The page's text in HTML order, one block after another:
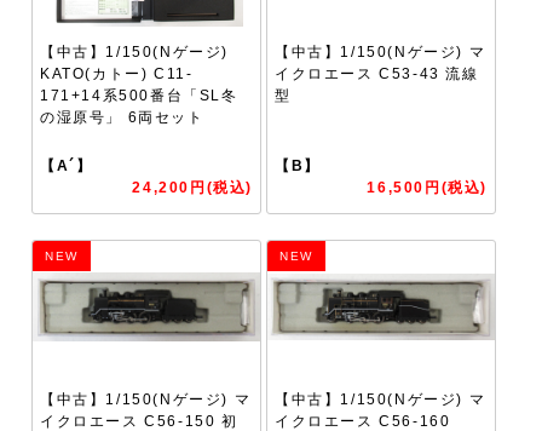
【中古】1/150(Nゲージ)
KATO(カトー) C11-
171+14系500番台「SL冬
の湿原号」 6両セット
【A´】
24,200円(税込)
【中古】1/150(Nゲージ) マ
イクロエース C53-43 流線
型
【B】
16,500円(税込)
NEW
【中古】1/150(Nゲージ) マ
イクロエース C56-150 初
NEW
【中古】1/150(Nゲージ) マ
イクロエース C56-160